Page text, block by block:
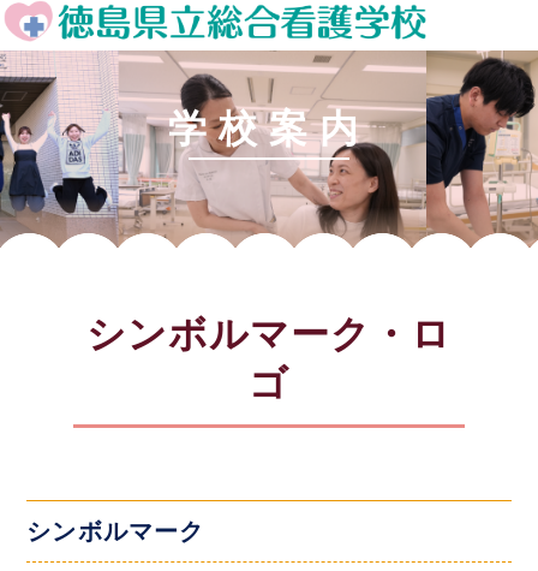
学校案内
シンボルマーク・ロ
ゴ
シンボルマーク